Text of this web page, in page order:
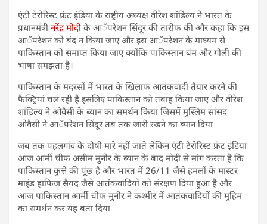
एंटी टेरोरिस्ट फ्रंट इंडिया के राष्ट्रीय अध्यक्ष वीरेश शांडिल्य ने भारत के
प्रधानमंत्री नरेंद्र मोदी के आॅपरेशन सिंदूर की तारीफ की और कहा कि इस
आॅपरेशन को बंद न किया जाए और इस आॅपरेशन के माध्यम से
पाकिस्तान को समाप्त किया जाए क्योंकि पाकिस्तान बंम और गोली की
भाषा समझता है।
पाकिस्तान के मदरसों में भारत के खिलाफ आतंकवादी तैयार करने की
फैक्ट्रियां चल रही है इसलिए पाकिस्तान को तबाह किया जाए और वीरेश
शांडिल्य ने ओवैसी के ब्यान का समर्थन किया जिसमें मुस्लिम सांसद
ओवैसी ने आॅपरेशन सिंदूर तब तक जारी रखने का ब्यान दिया
जब तक पहलगांव के दोषी मारे नहीं जाते लेकिन एंटी टेरोरिस्ट फ्रंट इंडिया
आज आर्मी चीफ असीम मुनीर के ब्यान के बाद मोदी से मांग करता है कि
पाकिस्तान कुत्ते की पूंछ है और भारत में 26/11 जैसे हमलों के मास्टर
माइंड हाफिज सैयद जैसे आतंकवादियों को संरक्षण दिया हुआ है और
आज पाकिस्तान आर्मी चीफ मुनीर ने कश्मीर में आतंकवादियों की मुहिम
का समर्थन कर यह बता दिया